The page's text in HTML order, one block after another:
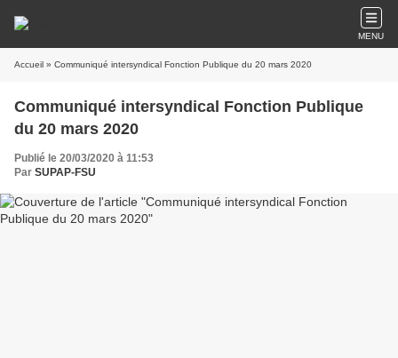
MENU
Accueil » Communiqué intersyndical Fonction Publique du 20 mars 2020
Communiqué intersyndical Fonction Publique
du 20 mars 2020
Publié le 20/03/2020 à 11:53
Par SUPAP-FSU